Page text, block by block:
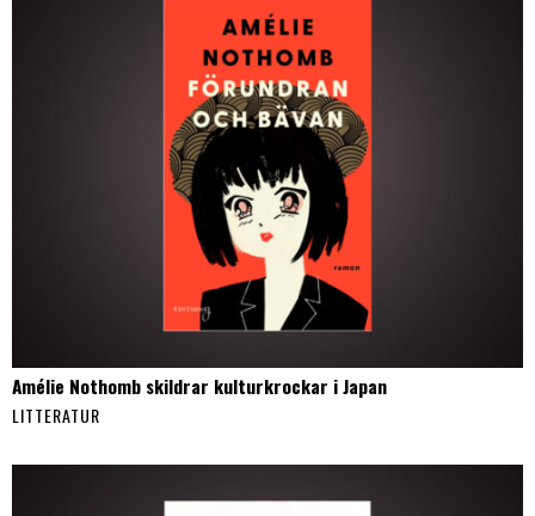
Amélie Nothomb skildrar kulturkrockar i Japan
LITTERATUR